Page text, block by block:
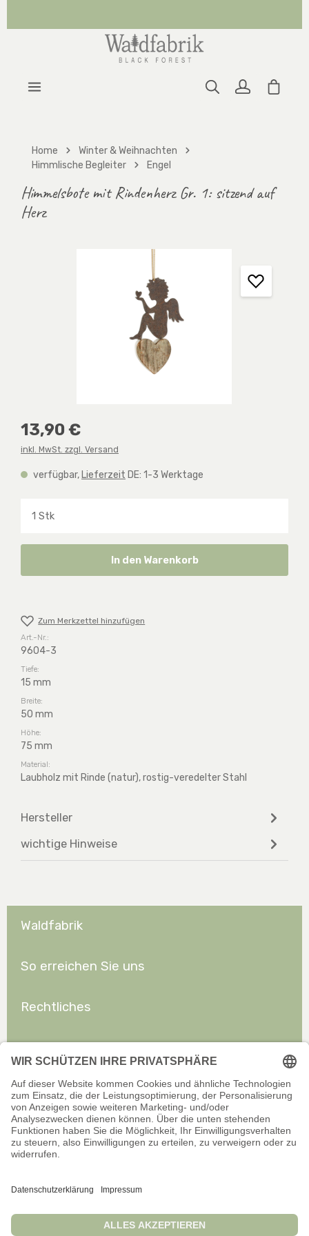
Home
Winter & Weihnachten
Himmlische Begleiter
Engel
Himmelsbote mit Rindenherz Gr. 1: sitzend auf
Herz
Regulärer Preis:
13,90 €
inkl. MwSt. zzgl. Versand
verfügbar, Lieferzeit DE: 1-3 Werktage
In den Warenkorb
Zum Merkzettel hinzufügen
Art.-Nr.:
9604-3
Tiefe:
15 mm
Breite:
50 mm
Höhe:
75 mm
Material:
Laubholz mit Rinde (natur), rostig-veredelter Stahl
Hersteller
wichtige Hinweise
Waldfabrik
So erreichen Sie uns
Rechtliches
Offizieller Onlineshop für Privatkunden. Alle Preise inkl. gesetzl.